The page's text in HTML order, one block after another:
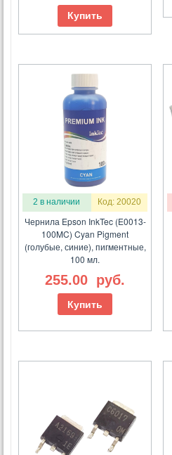
Купить
2 в наличии Код: 20020
Чернила Epson InkTec (E0013-
100MC) Cyan Pigment
(голубые, синие), пигментные,
100 мл.
255.00 руб.
Купить